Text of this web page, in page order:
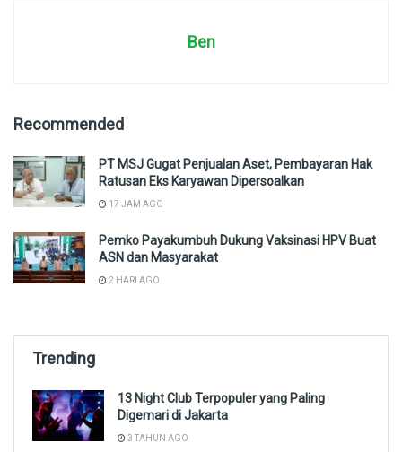
Ben
Recommended
PT MSJ Gugat Penjualan Aset, Pembayaran Hak
Ratusan Eks Karyawan Dipersoalkan
17 JAM AGO
Pemko Payakumbuh Dukung Vaksinasi HPV Buat
ASN dan Masyarakat
2 HARI AGO
Trending
13 Night Club Terpopuler yang Paling
Digemari di Jakarta
3 TAHUN AGO